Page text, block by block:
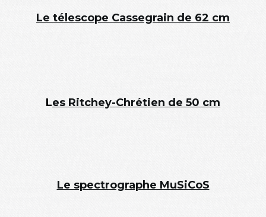
Le télescope Cassegrain de 62 cm
Les Ritchey-Chrétien de 50 cm
Le spectrographe MuSiCoS